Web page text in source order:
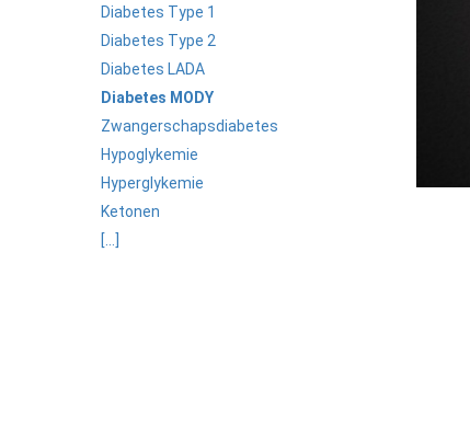
Diabetes Type 1
Diabetes Type 2
Diabetes LADA
Diabetes MODY
Zwangerschapsdiabetes
Hypoglykemie
Hyperglykemie
Ketonen
[...]